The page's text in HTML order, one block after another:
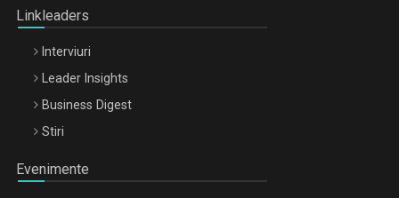
Linkleaders
Interviuri
Leader Insights
Business Digest
Stiri
Evenimente